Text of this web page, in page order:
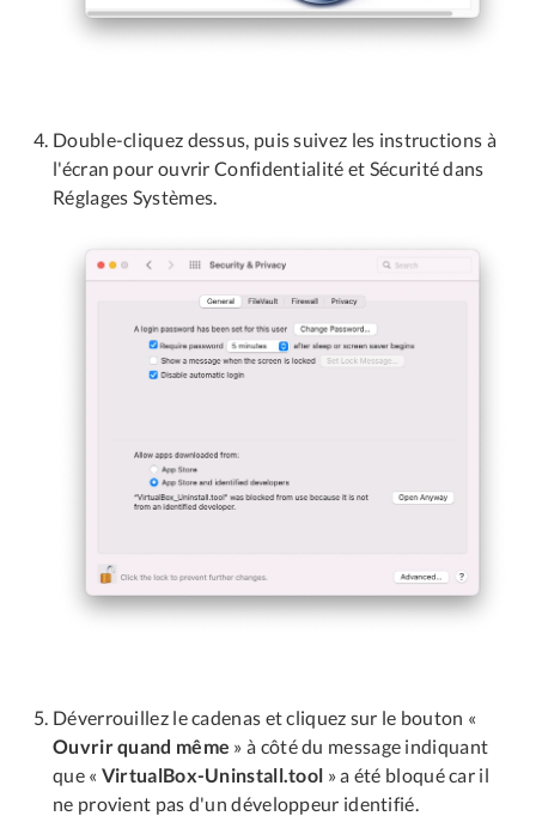
Double-cliquez dessus, puis suivez les instructions à
l'écran pour ouvrir Confidentialité et Sécurité dans
Réglages Systèmes.
Déverrouillez le cadenas et cliquez sur le bouton «
Ouvrir quand même » à côté du message indiquant
que « VirtualBox-Uninstall.tool » a été bloqué car il
ne provient pas d'un développeur identifié.